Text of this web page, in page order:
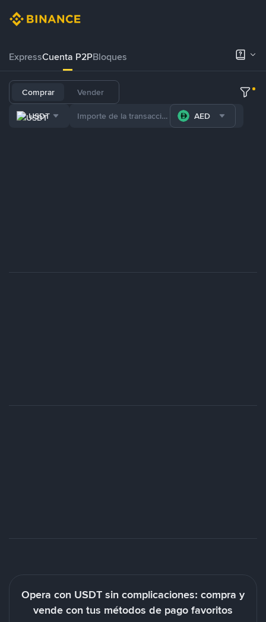
ExpressCuenta P2PBloques
Comprar Vender
USDT AED
Opera con USDT sin complicaciones: compra y
vende con tus métodos de pago favoritos